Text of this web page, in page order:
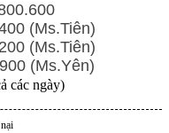
(Ms.Tiên)
(Ms.Tiên)
(Ms.Yên)
các ngày)